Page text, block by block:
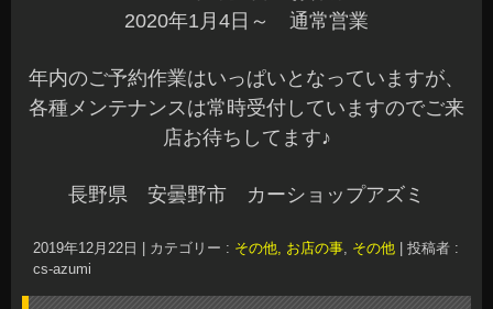
2020年1月4日～ 通常営業
年内のご予約作業はいっぱいとなっていますが、
各種メンテナンスは常時受付していますのでご来
店お待ちしてます♪
長野県 安曇野市 カーショップアズミ
2019年12月22日 カテゴリー : その他, お店の事, その他
投稿者 :
cs-azumi